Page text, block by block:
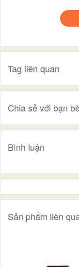
Tag liên quan
Chia sẻ với bạn
Bình luận
Sản phẩm liên